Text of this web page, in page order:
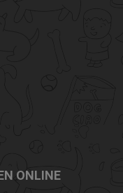
ONLINE